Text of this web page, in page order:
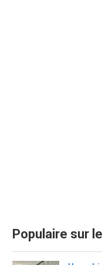
Populaire sur